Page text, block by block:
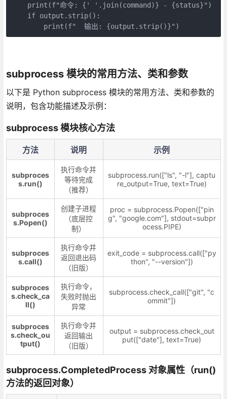
    print(f"命令: {' '.join(command)} - {status}")
    if output.strip():
        print(f"  输出: {output.strip()}")
subprocess 模块的常用方法、类和参数
以下是 Python subprocess 模块的常用方法、类和参数的
说明，包含功能描述及示例：
subprocess 模块核心方法
方法 说明 示例
subproces
s.run()
执行命令并
等待完成
（推荐）
subprocess.run(["ls", "-l"], captu
re_output=True, text=True)
subproces
s.Popen()
创建子进程
（底层控
制）
proc = subprocess.Popen(["pin
g", "google.com"], stdout=subpr
ocess.PIPE)
subproces
s.call()
执行命令并
返回退出码
（旧版）
exit_code = subprocess.call(["py
thon", "--version"])
subproces
s.check_ca
ll()
执行命令，
失败时抛出
异常
subprocess.check_call(["git", "c
ommit"])
subproces
s.check_ou
tput()
执行命令并
返回输出
（旧版）
output = subprocess.check_out
put(["date"], text=True)
subprocess.CompletedProcess 对象属性（run()
方法的返回对象）